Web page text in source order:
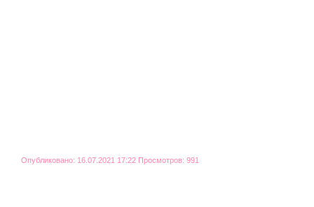
Опубликовано: 16.07.2021 17:22 Просмотров: 991